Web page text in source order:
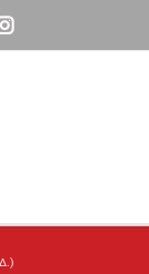
Instagram